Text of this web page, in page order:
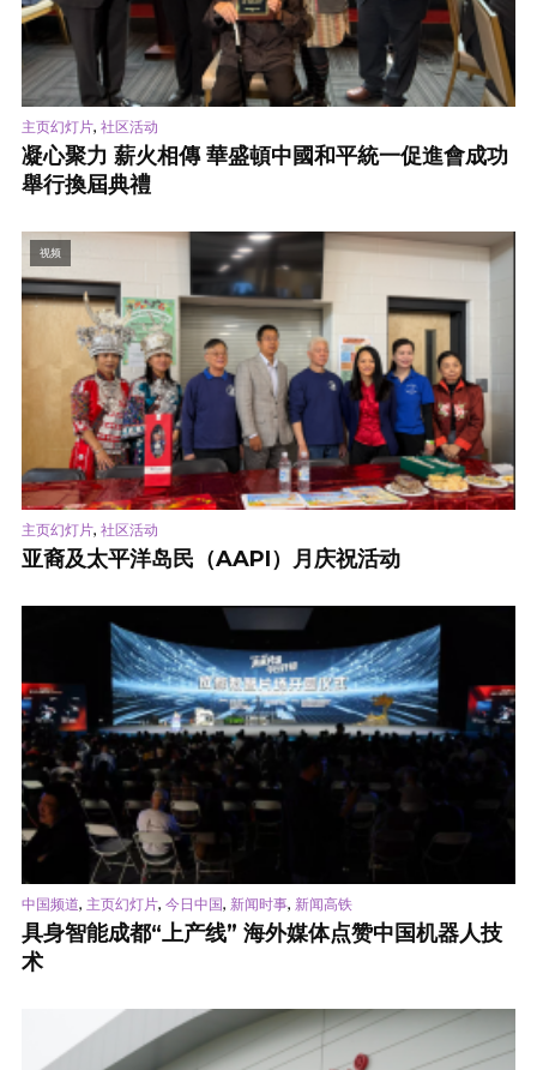
主页幻灯片, 社区活动
凝心聚力 薪火相傳 華盛頓中國和平統一促進會成功
舉行換屆典禮
视频
主页幻灯片, 社区活动
亚裔及太平洋岛民（AAPI）月庆祝活动
中国频道, 主页幻灯片, 今日中国, 新闻时事, 新闻高铁
具身智能成都“上产线” 海外媒体点赞中国机器人技
术